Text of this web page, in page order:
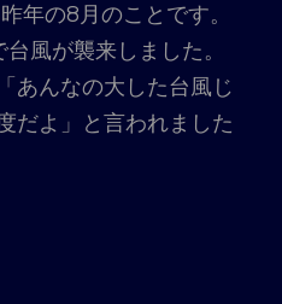
年の8月のことです。
風が襲来しました。
あんなの大した台風じ
だよ」と言われました